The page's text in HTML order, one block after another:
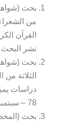
بحث
من
القرآن
نشر البحث –
بحث
الثلاثة
دراسات
78 – سبتمبر 2005م.
بحث